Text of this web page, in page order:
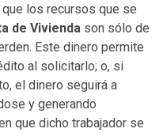
los recursos que se
de Vivienda son sólo de
Este dinero permite
al solicitarlo; o, si
el dinero seguirá a
y generando
que dicho trabajador se